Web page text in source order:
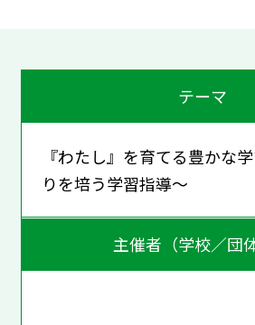
テーマ
『わたし』を育てる豊かな
りを培う学習指導～
主催者（学校／団